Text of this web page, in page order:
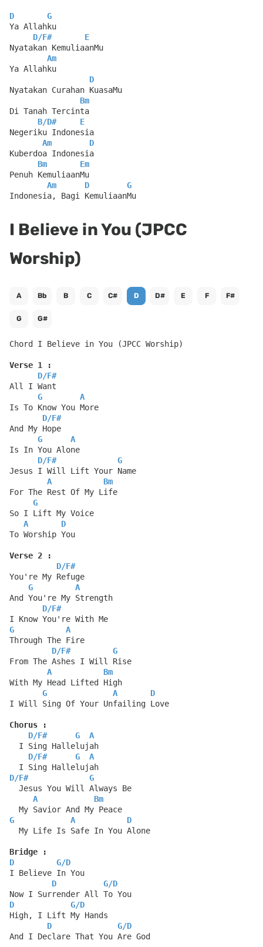
D
G
Ya Allahku
D/F#
E
Nyatakan KemuliaanMu
Am
Ya Allahku
D
Nyatakan Curahan KuasaMu
Bm
Di Tanah Tercinta
B/D#
E
Negeriku Indonesia
Am
D
Kuberdoa Indonesia
Bm
Em
Penuh KemuliaanMu
Am
D
G
Indonesia, Bagi KemuliaanMu
I Believe in You (JPCC
Worship)
A Bb B C C# D D# E F F#
G G#
Chord I Believe in You (JPCC Worship)
Verse 1 :
D/F#
All I Want
G
A
Is To Know You More
D/F#
And My Hope
G
A
Is In You Alone
D/F#
G
Jesus I Will Lift Your Name
A
Bm
For The Rest Of My Life
G
So I Lift My Voice
A
D
To Worship You
Verse 2 :
D/F#
You're My Refuge
G
A
And You're My Strength
D/F#
I Know You're With Me
G
A
Through The Fire
D/F#
G
From The Ashes I Will Rise
A
Bm
With My Head Lifted High
G
A
D
I Will Sing Of Your Unfailing Love
Chorus :
D/F# G
A
  I Sing Hallelujah
D/F# G
A
  I Sing Hallelujah
D/F#
G
  Jesus You Will Always Be
A
Bm
  My Savior And My Peace
G
A
D
  My Life Is Safe In You Alone
Bridge :
D
G/D
I Believe In You
D
G/D
Now I Surrender All To You
D
G/D
High, I Lift My Hands
D
G/D
And I Declare That You Are God